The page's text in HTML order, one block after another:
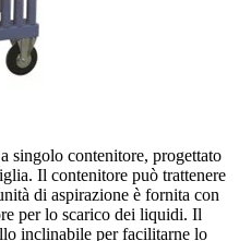
singolo contenitore, progettato
Il contenitore può trattenere
di aspirazione è fornita con
per lo scarico dei liquidi. Il
inclinabile per facilitarne lo